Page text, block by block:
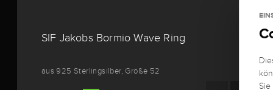
SIF Jakobs Bormio Wave Ring
aus 925 Sterlingsilber, Größe 52
Sie